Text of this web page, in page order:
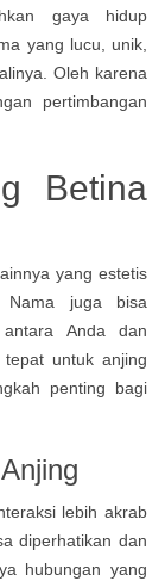
gaya hidup
yang lucu, unik,
Oleh karena
pertimbangan
Betina
yang estetis
Nama juga bisa
Anda dan
untuk anjing
penting bagi
lebih akrab
diperhatikan dan
hubungan yang